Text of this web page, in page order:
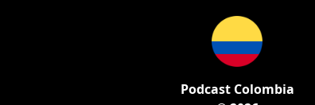
Podcast Colombia